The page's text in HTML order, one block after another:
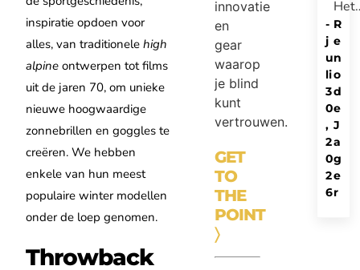
inspiratie opdoen voor
alles, van traditionelehigh
alpine ontwerpen tot films
uit de jaren 70, om unieke
nieuwe hoogwaardige
zonnebrillen en goggles te
creëren. We hebben
enkele van hun meest
populaire winter modellen
onder de loep genomen.
Throwback
innovatie
en
gear
waarop
je blind
kunt
vertrouwen.
GET
TO
THE
POINT
〉
R
e
n
o
d
e
J
a
g
e
r
-
j
u
li
3
0
,
2
0
2
6